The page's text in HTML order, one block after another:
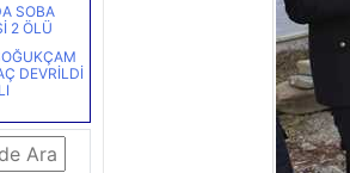
SOBA
2 ÖLÜ
DEVRİLDİ